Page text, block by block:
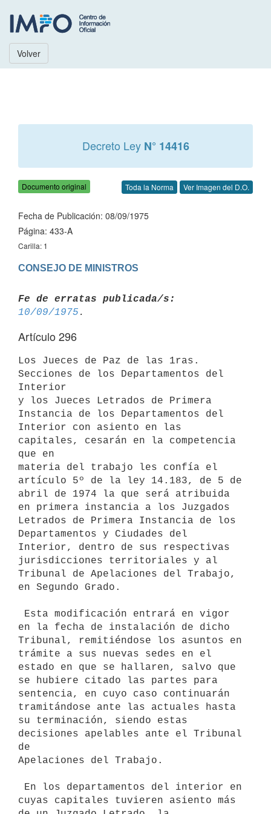
Volver
Decreto Ley N° 14416
Documento original Toda la Norma Ver Imagen del D.O.
Fecha de Publicación: 08/09/1975
Página: 433-A
Carilla: 1
CONSEJO DE MINISTROS
Fe de erratas publicada/s:
10/09/1975
Artículo 296
Los Jueces de Paz de las 1ras.
Secciones de los Departamentos del
Interior
y los Jueces Letrados de Primera
Instancia de los Departamentos del
Interior con asiento en las
capitales, cesarán en la competencia
que en
materia del trabajo les confía el
artículo 5º de la ley 14.183, de 5 de
abril de 1974 la que será atribuida
en primera instancia a los Juzgados
Letrados de Primera Instancia de los
Departamentos y Ciudades del
Interior, dentro de sus respectivas
jurisdicciones territoriales y al
Tribunal de Apelaciones del Trabajo,
en Segundo Grado.
en la fecha de instalación de dicho
Tribunal, remitiéndose los asuntos en
trámite a sus nuevas sedes en el
estado en que se hallaren, salvo que
se hubiere citado las partes para
sentencia, en cuyo caso continuarán
tramitándose ante las actuales hasta
su terminación, siendo estas
decisiones apelables ante el Tribunal
de
Apelaciones del Trabajo.
cuyas capitales tuvieren asiento más